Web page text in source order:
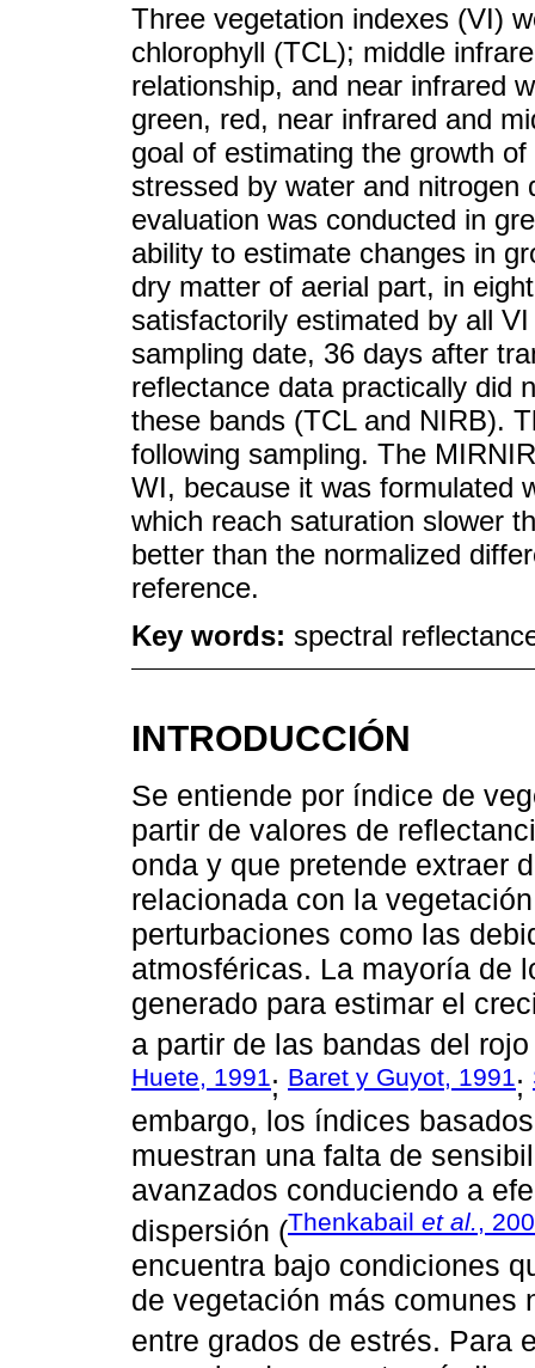
Three vegetation indexes (VI)
chlorophyll (TCL); middle
relationship, and near infrared
green, red, near infrared and
goal of estimating the growth
stressed by water and nitrogen
evaluation was conducted in
ability to estimate changes in
dry matter of aerial part, in
satisfactorily estimated by all
sampling date, 36 days after
reflectance data practically did
these bands (TCL and NIRB).
following sampling. The
WI, because it was formulated
which reach saturation slower
better than the normalized
reference.
Key words: spectral
INTRODUCCIÓN
Se entiende por índice de
partir de valores de
onda y que pretende extraer
relacionada con la
perturbaciones como las
atmosféricas. La mayoría de
generado para estimar el
a partir de las bandas del
Huete, 1991; Baret y Guyot, 1991;
embargo, los índices
muestran una falta de
avanzados conduciendo a
dispersión (Thenkabail et al.,
encuentra bajo condiciones
de vegetación más comunes
entre grados de estrés. Para